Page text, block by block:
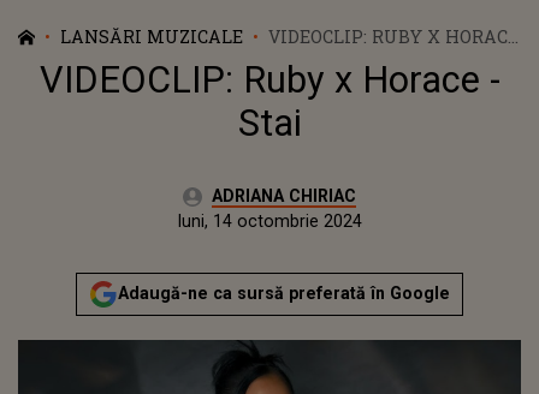
LANSĂRI MUZICALE
VIDEOCLIP: RUBY X HORACE
- STAI
VIDEOCLIP: Ruby x Horace -
Stai
Autor:ADRIANA CHIRIAC
Publicat:
luni, 14 octombrie 2024
Adaugă-ne ca sursă preferată în Google